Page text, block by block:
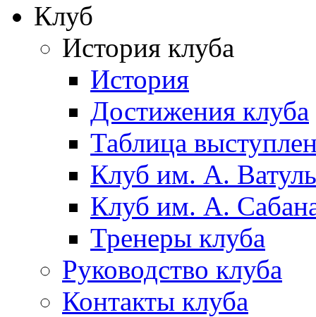
Клуб
История клуба
История
Достижения клуба
Таблица
Клуб им. А.
Клуб им. А.
Тренеры клуба
Руководство клуба
Контакты клуба